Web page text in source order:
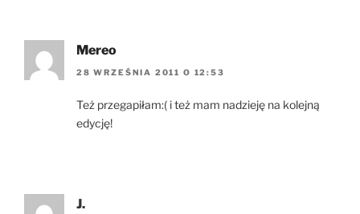
Mereo
28 WRZEŚNIA 2011 O 12:53
Też przegapiłam:( i też mam nadzieję na kolejną
edycję!
J.